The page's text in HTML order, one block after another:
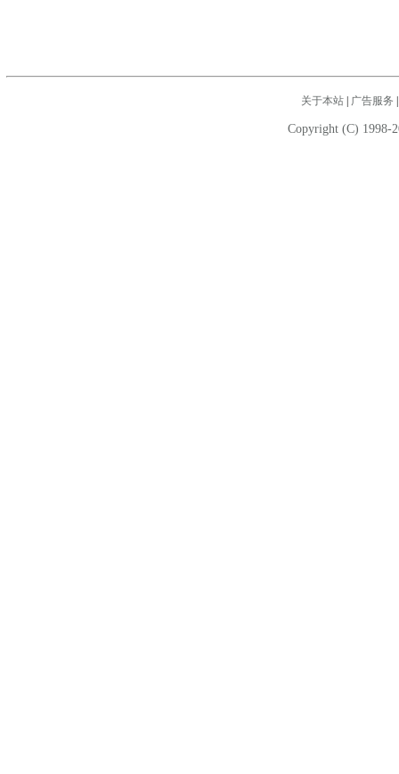
关于本站| 广告服务
Copyright (C) 1998-